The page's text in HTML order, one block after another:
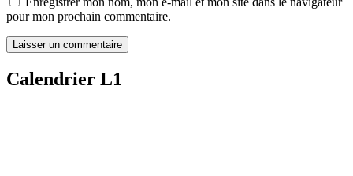
pour mon prochain commentaire.
Calendrier L1